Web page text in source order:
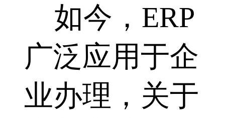
如今，ERP
广泛应用于企
业办理，关于